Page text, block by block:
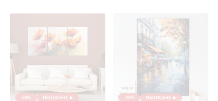
-25% REDUCERI 🔥 -25% REDUCERI 🔥